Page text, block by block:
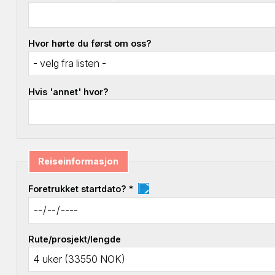
Hvor hørte du først om oss?
Hvis 'annet' hvor?
Reiseinformasjon
Foretrukket startdato? *
Rute/prosjekt/lengde